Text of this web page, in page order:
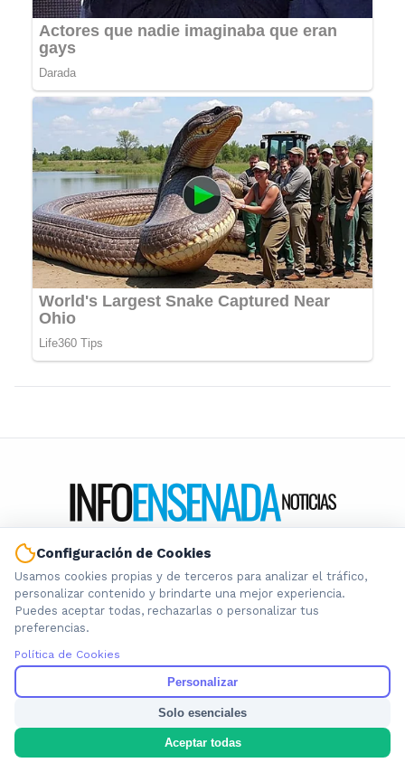
Información local que importa. Noticias de Ensenada, La
Plata y la provincia de Buenos Aires.
Nosotros
Cookies
Privacidad
Términos
Configuración de Cookies
Usamos cookies propias y de terceros para analizar el tráfico,
personalizar contenido y brindarte una mejor experiencia.
Puedes aceptar todas, rechazarlas o personalizar tus
preferencias.
Política de Cookies
Personalizar
Solo esenciales
Aceptar todas